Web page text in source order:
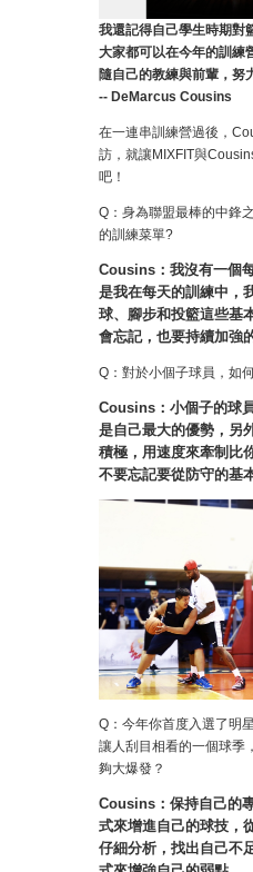
我還記得自己學生時期對
大家都可以在今年的訓練
隨自己的教練與前輩，努
-- DeMarcus Cousins
在一連串訓練營過後，
訪，就讓MIXFIT與
吧！
Q：身為聯盟最棒的中鋒
的訓練菜單?
Cousins：我沒有一個
是我在每天的訓練中，
球、腳步和投籃這些基
會忘記，也要持續加強
Q：對於小個子球員，如
Cousins：小個子的球
是自己最大的優勢，另
積極，用速度來牽制比
不要忘記要從防守的基
Q：今年你首度入選了明
讓人刮目相看的一個球季
夠大爆發？
Cousins：保持自己的
式來增進自己的球技，
仔細分析，找出自己不